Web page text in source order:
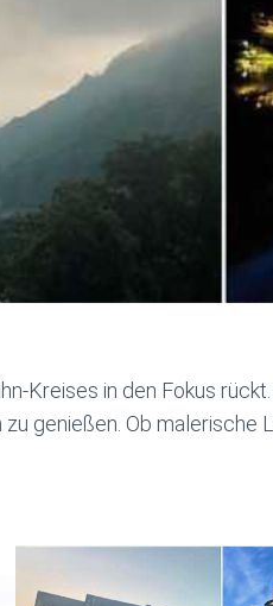
Kreises in den Fokus
genießen. Ob